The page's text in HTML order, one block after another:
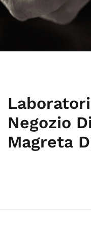
Negozio
Magreta